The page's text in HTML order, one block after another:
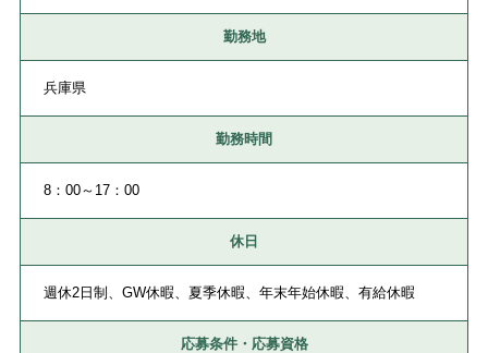
勤務地
兵庫県
勤務時間
8：00～17：00
休日
週休2日制、GW休暇、夏季休暇、年末年始休暇、有給休暇
応募条件・応募資格